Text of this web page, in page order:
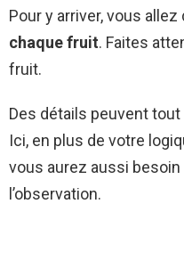
Pour y arriver, vous allez
chaque fruit. Faites
fruit.
Des détails peuvent
Ici, en plus de votre
vous aurez aussi
l’observation.